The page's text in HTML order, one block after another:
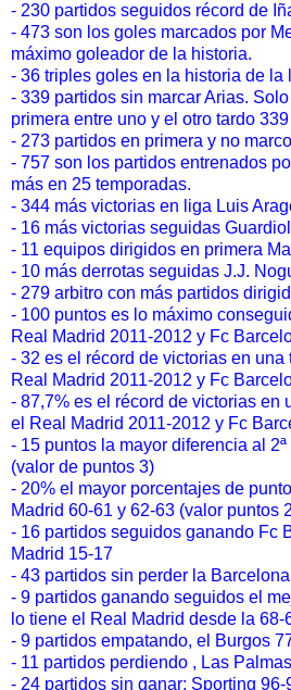
- 230 partidos seguidos récord de
- 473 son los goles marcados por
máximo goleador de la historia.
- 36 triples goles en la historia de la
- 339 partidos sin marcar Arias.
primera entre uno y el otro tardo
- 273 partidos en primera y no
- 757 son los partidos entrenados
más en 25 temporadas.
- 344 más victorias en liga Luis
- 16 más victorias seguidas
- 11 equipos dirigidos en primera
- 10 más derrotas seguidas J.J.
- 279 arbitro con más partidos
- 100 puntos es lo máximo
Real Madrid 2011-2012 y Fc
- 32 es el récord de victorias en
Real Madrid 2011-2012 y Fc
- 87,7% es el récord de victorias en
el Real Madrid 2011-2012 y Fc
- 15 puntos la mayor diferencia al
(valor de puntos 3)
- 20% el mayor porcentajes de
Madrid 60-61 y 62-63 (valor puntos
- 16 partidos seguidos ganando Fc
Madrid 15-17
- 43 partidos sin perder la
- 9 partidos ganando seguidos el
lo tiene el Real Madrid desde la 68-
- 9 partidos empatando, el Burgos
- 11 partidos perdiendo , Las
- 24 partidos sin ganar; Sporting 96-